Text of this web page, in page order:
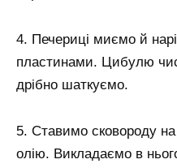
4. Печериці миємо й
пластинами. Цибулю
дрібно шаткуємо.
5. Ставимо сковороду на
олію. Викладаємо в